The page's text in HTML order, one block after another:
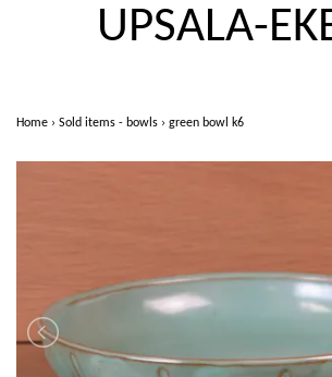
UPSALA-
Home › Sold items - bowls › green bowl k6